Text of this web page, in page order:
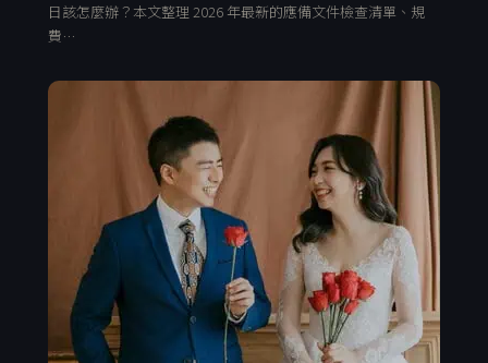
日該怎麼辦？本文整理 2026 年最新的應備文件檢查清單、規
費…